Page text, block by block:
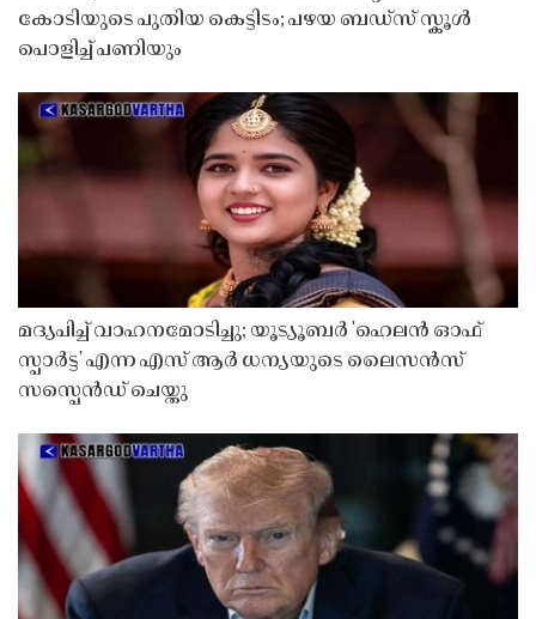
കോടിയുടെ പുതിയ കെട്ടിടം; പഴയ ബഡ്സ് സ്കൂൾ
പൊളിച്ച് പണിയും
മദ്യപിച്ച് വാഹനമോടിച്ചു; യൂട്യൂബർ 'ഹെലൻ ഓഫ്
സ്പാർട്ട' എന്ന എസ് ആർ ധന്യയുടെ ലൈസൻസ്
സസ്പെൻഡ് ചെയ്തു ​​​​​​​